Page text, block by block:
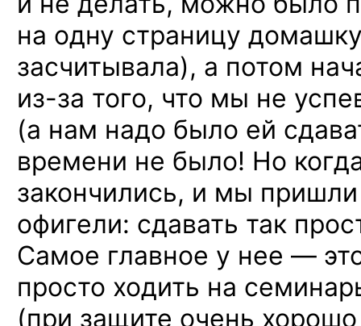
на одну страницу
засчитывала), а потом
из-за того, что мы не
(а нам надо было ей
времени не было! Но
закончились, и мы
офигели: сдавать так
Самое главное у нее —
просто ходить на
(при защите очень